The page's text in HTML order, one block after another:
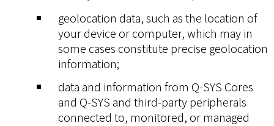
geolocation data, such as the location of
your device or computer, which may in
some cases constitute precise geolocation
information;
data and information from Q-SYS Cores
and Q-SYS and third-party peripherals
connected to, monitored, or managed